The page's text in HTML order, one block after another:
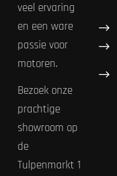
veel ervaring
en een ware
passie voor
motoren.
Bezoek onze
prachtige
showroom op
de
Tulpenmarkt 1